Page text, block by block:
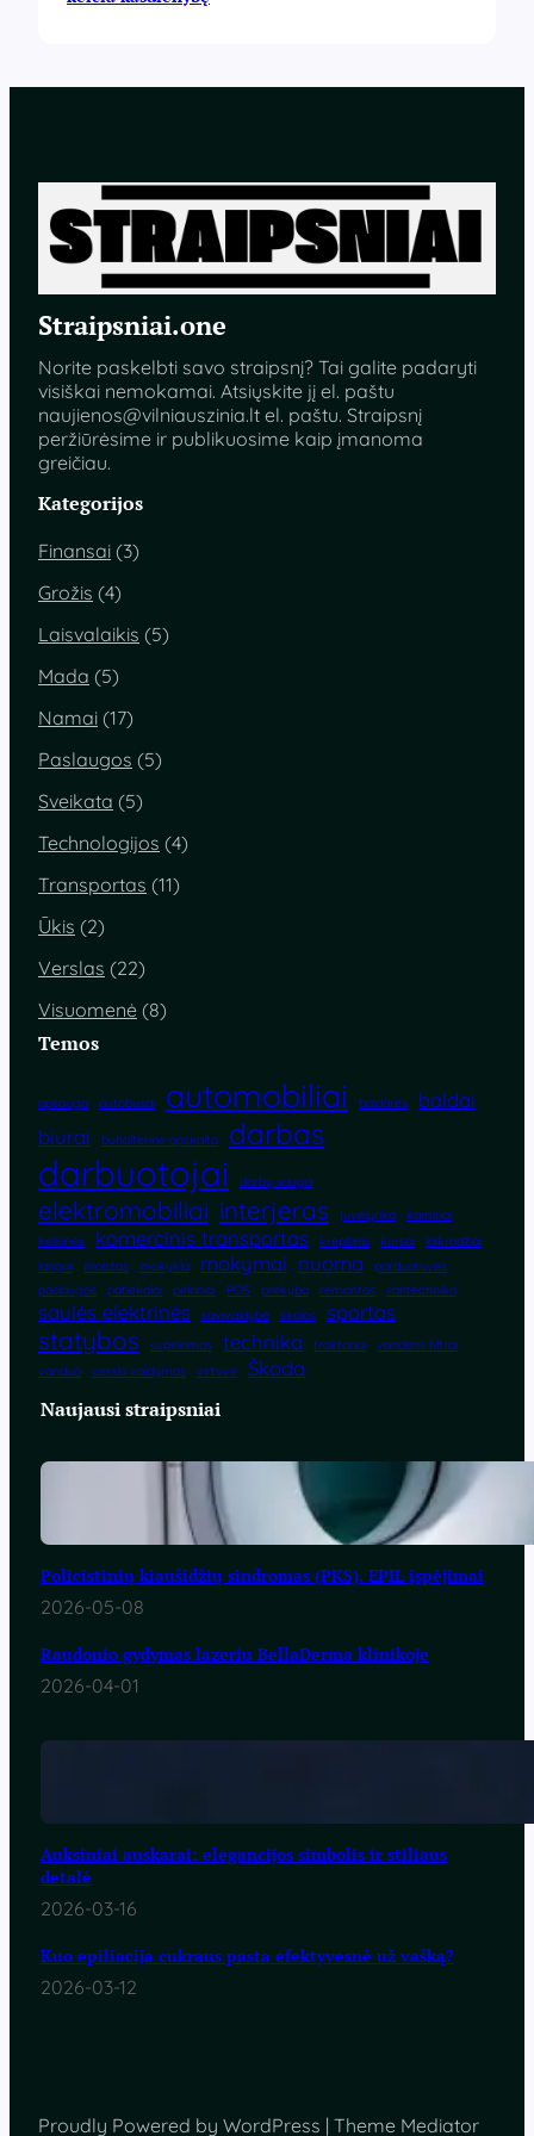
Straipsniai.one
Norite paskelbti savo straipsnį? Tai galite padaryti
visiškai nemokamai. Atsiųskite jį el. paštu
naujienos@vilniauszinia.lt el. paštu. Straipsnį
peržiūrėsime ir publikuosime kaip įmanoma
greičiau.
Kategorijos
Finansai (3)
Grožis (4)
Laisvalaikis (5)
Mada (5)
Namai (17)
Paslaugos (5)
Sveikata (5)
Technologijos (4)
Transportas (11)
Ūkis (2)
Verslas (22)
Visuomenė (8)
Temos
apsauga autobusai automobiliai baidarės
baldai
biurai
buhalterinė apskaita darbas
darbuotojai darbų sauga
elektromobiliai interjeras juvelyrika
kaminai
kelionės
komercinis transportas krepšinis kursai
laikrodžiai
langai
maistas mokykla mokymai nuoma
parduotuvės
paslaugos
patiekalai pirkiniai POS prekyba remontas santechnika
saulės elektrinės savivaldybė skolos sportas
statybos supirkimas technika traktoriai
vandens filtrai
vanduo
verslo valdymas virtuvė Škoda
Naujausi straipsniai
Policistinių kiaušidžių sindromas (PKS). EPIL įspėjimai
2026-05-08
Raudonio gydymas lazeriu BellaDerma klinikoje
2026-04-01
Auksiniai auskarai: elegancijos simbolis ir stiliaus
detalė
2026-03-16
Kuo epiliacija cukraus pasta efektyvesnė už vašką?
2026-03-12
Proudly Powered by WordPress | Theme Mediator